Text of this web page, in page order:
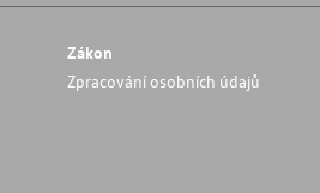
Zákon
Zpracování osobních údajů